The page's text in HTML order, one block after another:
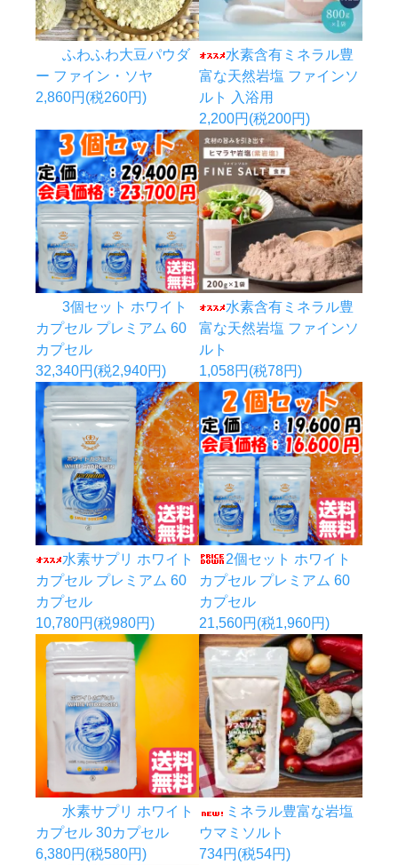
ふわふわ大豆パウダ
ー ファイン・ソヤ
2,860円(税260円)
水素含有ミネラル豊
富な天然岩塩 ファインソ
ルト 入浴用
2,200円(税200円)
3個セット ホワイト
カプセル プレミアム 60
カプセル
32,340円(税2,940円)
水素含有ミネラル豊
富な天然岩塩 ファインソ
ルト
1,058円(税78円)
水素サプリ ホワイト
カプセル プレミアム 60
カプセル
10,780円(税980円)
2個セット ホワイト
カプセル プレミアム 60
カプセル
21,560円(税1,960円)
水素サプリ ホワイト
カプセル 30カプセル
6,380円(税580円)
ミネラル豊富な岩塩
ウマミソルト
734円(税54円)